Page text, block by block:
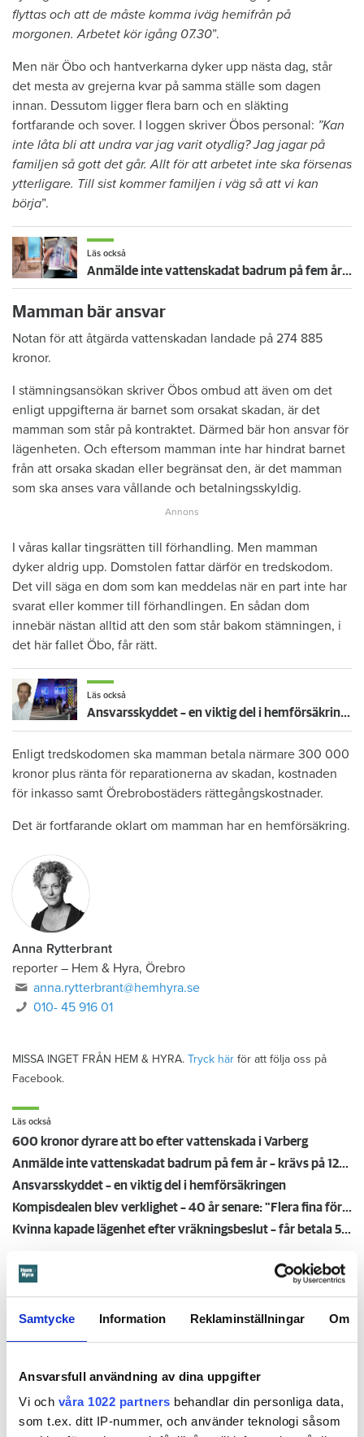
Samtycke Information Reklaminställningar Om
Ansvarsfull användning av dina uppgifter
Vi och våra 1022 partners behandlar din personliga data,
som t.ex. ditt IP-nummer, och använder teknologi såsom
flyttas och att de måste komma iväg hemifrån på
morgonen. Arbetet kör igång 07.30”.
Men när Öbo och hantverkarna dyker upp nästa dag, står
det mesta av grejerna kvar på samma ställe som dagen
innan. Dessutom ligger flera barn och en släkting
fortfarande och sover. I loggen skriver Öbos personal: ”Kan
inte låta bli att undra var jag varit otydlig? Jag jagar på
familjen så gott det går. Allt för att arbetet inte ska försenas
ytterligare. Till sist kommer familjen i väg så att vi kan
börja”.
Läs också
Anmälde inte vattenskadat badrum på fem år – krävs på 125 000 kronor
Mamman bär ansvar
Notan för att åtgärda vattenskadan landade på 274 885
kronor.
I stämningsansökan skriver Öbos ombud att även om det
enligt uppgifterna är barnet som orsakat skadan, är det
mamman som står på kontraktet. Därmed bär hon ansvar för
lägenheten. Och eftersom mamman inte har hindrat barnet
från att orsaka skadan eller begränsat den, är det mamman
som ska anses vara vållande och betalningsskyldig.
I våras kallar tingsrätten till förhandling. Men mamman
dyker aldrig upp. Domstolen fattar därför en tredskodom.
Det vill säga en dom som kan meddelas när en part inte har
svarat eller kommer till förhandlingen. En sådan dom
innebär nästan alltid att den som står bakom stämningen, i
det här fallet Öbo, får rätt.
Läs också
Ansvarsskyddet – en viktig del i hemförsäkringen
Enligt tredskodomen ska mamman betala närmare 300 000
kronor plus ränta för reparationerna av skadan, kostnaden
för inkasso samt Örebrobostäders rättegångskostnader.
Det är fortfarande oklart om mamman har en hemförsäkring.
Anna Rytterbrant
reporter – Hem & Hyra, Örebro
anna.rytterbrant@hemhyra.se
010- 45 916 01
MISSA INGET FRÅN HEM & HYRA. Tryck här för att följa oss på
Facebook.
Läs också
600 kronor dyrare att bo efter vattenskada i Varberg
Anmälde inte vattenskadat badrum på fem år – krävs på 125 000 kronor
Ansvarsskyddet – en viktig del i hemförsäkringen
Kompisdealen blev verklighet – 40 år senare: "Flera fina fördelar med att dela bostad"
Kvinna kapade lägenhet efter vräkningsbeslut – får betala 50 000
Larmade inte om spricka i
duschen – vräks efter 30 år
BÅSTAD
Hyresgästen larmade inte om en spricka i
duschen som medförde en omfattande vattenskada. Nu
måste han lämna lägenheten efter drygt 30 år men får